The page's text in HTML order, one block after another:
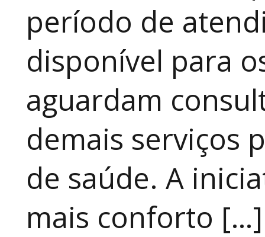
período de
disponível para
aguardam
demais serviços
de saúde. A
mais conforto […]